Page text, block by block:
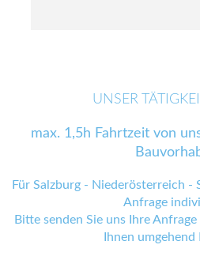
UNSER
max. 1,5h Fahrtzeit von
Für Salzburg - Niederösterreich
Anfrage
Bitte senden Sie uns Ihre Anfrage
Ihnen umgehend